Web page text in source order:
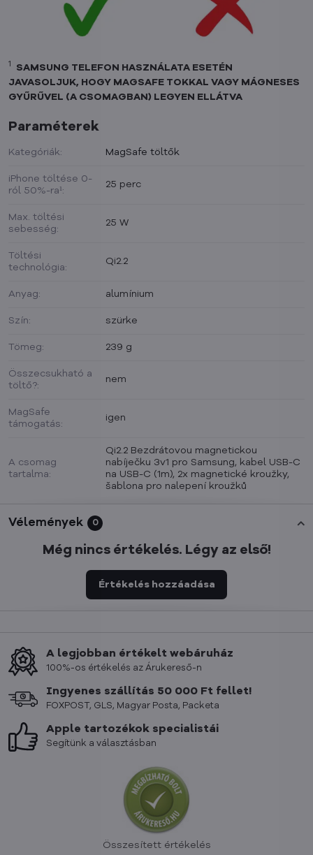
1
SAMSUNG TELEFON HASZNÁLATA ESETÉN
JAVASOLJUK, HOGY MAGSAFE TOKKAL VAGY MÁGNESES
GYŰRŰVEL (A CSOMAGBAN) LEGYEN ELLÁTVA
Paraméterek
Kategóriák: MagSafe töltők
iPhone töltése 0-
ról 50%-ra¹:
25 perc
Max. töltési
sebesség:
25 W
Töltési
technológia:
Qi2.2
Anyag: alumínium
Szín: szürke
Tömeg: 239 g
Összecsukható a
töltő?:
nem
MagSafe
támogatás:
igen
A csomag
tartalma:
Qi2.2 Bezdrátovou magnetickou
nabíječku 3v1 pro Samsung, kabel USB-C
na USB-C (1m), 2x magnetické kroužky,
šablona pro nalepení kroužků
Vélemények 0
Még nincs értékelés. Légy az első!
Értékelés hozzáadása
A legjobban értékelt webáruház
100%-os értékelés az Árukereső-n
Ingyenes szállítás 50 000 Ft fellet!
FOXPOST, GLS, Magyar Posta, Packeta
Apple tartozékok specialistái
Segítünk a választásban
Összesített értékelés